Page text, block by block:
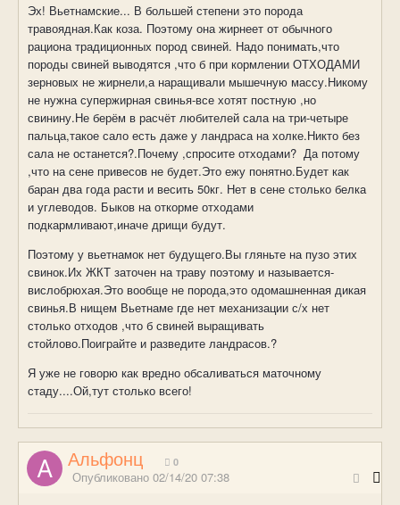
Эх! Вьетнамские... В большей степени это порода
травоядная.Как коза. Поэтому она жирнеет от обычного
рациона традиционных пород свиней. Надо понимать,что
породы свиней выводятся ,что б при кормлении ОТХОДАМИ
зерновых не жирнели,а наращивали мышечную массу.Никому
не нужна супержирная свинья-все хотят постную ,но
свинину.Не берём в расчёт любителей сала на три-четыре
пальца,такое сало есть даже у ландраса на холке.Никто без
сала не останется?.Почему ,спросите отходами? Да потому
,что на сене привесов не будет.Это ежу понятно.Будет как
баран два года расти и весить 50кг. Нет в сене столько белка
и углеводов. Быков на откорме отходами
подкармливают,иначе дрищи будут.
Поэтому у вьетнамок нет будущего.Вы гляньте на пузо этих
свинок.Их ЖКТ заточен на траву поэтому и называется-
вислобрюхая.Это вообще не порода,это одомашненная дикая
свинья.В нищем Вьетнаме где нет механизации с/х нет
столько отходов ,что б свиней выращивать
стойлово.Поиграйте и разведите ландрасов.?
Я уже не говорю как вредно обсаливаться маточному
стаду....Ой,тут столько всего!
Альфонц 0
Опубликовано 02/14/20 07:38